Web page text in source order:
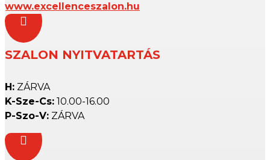
www.excellenceszalon.hu

SZALON NYITVATARTÁS
H: ZÁRVA
K-Sze-Cs: 10.00-16.00
P-Szo-V: ZÁRVA
